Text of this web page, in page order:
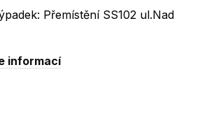
Přemístění SS102 ul.Nad
informací